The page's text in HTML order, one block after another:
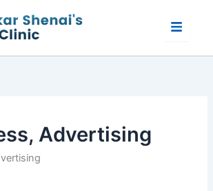
Advertising